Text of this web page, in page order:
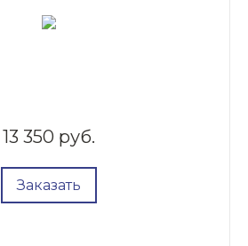
13 350 руб.
Заказать